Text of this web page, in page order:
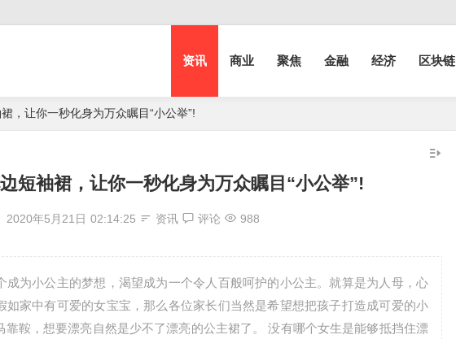
资讯 商业 聚焦 金融 经济 区块链
，让你一秒化身为万众瞩目“小公举”!
短袖裙，让你一秒化身为万众瞩目“小公举”!
2020年5月21日 02:14:25 资讯 评论 988
成为小公主的梦想，渴望成为一个令人百般呵护的小公主。就算是为人母，心
如家中有可爱的女宝宝，那么各位家长们当然是希望想把孩子打造成可爱的小
靠鞍，想要漂亮自然是少不了漂亮的公主裙了。 没有哪个女生是能够抵挡住漂